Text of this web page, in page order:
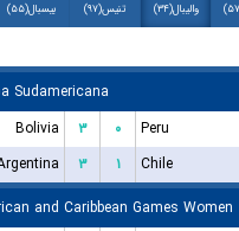
والیبال(۳۴) تنیس(۹۷) بیسبال(۵۵)
Sudamericana
Bolivia
۳ ۰
Peru
۳ ۱
Chile
and Caribbean Games Women